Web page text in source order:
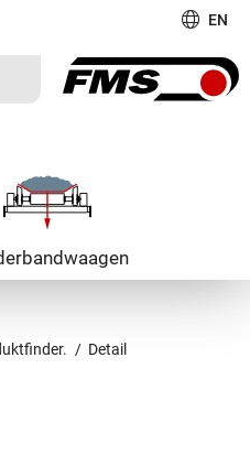
EN
Detail